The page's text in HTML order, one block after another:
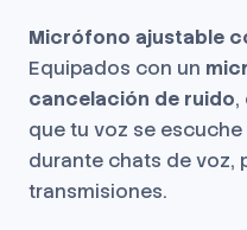
Micrófono ajustable
Equipados con un
cancelación de ruido,
que tu voz se
durante chats de voz,
transmisiones.